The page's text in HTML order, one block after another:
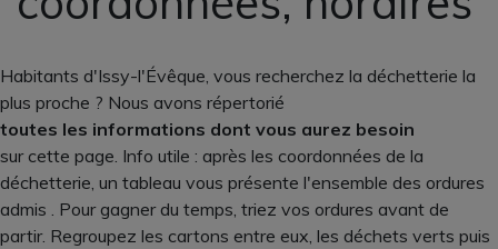
Habitants d'Issy-l'Évêque, vous recherchez la déchetterie la
plus proche ? Nous avons répertorié
toutes les informations dont vous aurez besoin
sur cette page. Info utile : après les coordonnées de la
déchetterie, un tableau vous présente l'ensemble des ordures
admis . Pour gagner du temps, triez vos ordures avant de
partir. Regroupez les cartons entre eux, les déchets verts puis